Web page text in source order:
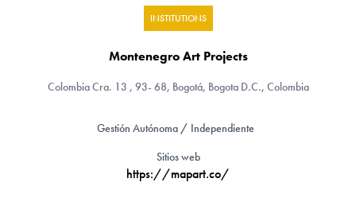
INSTITUTIONS
Montenegro Art Projects
ColombiaCra. 13 , 93- 68, Bogotá, Bogota D.C., Colombia
Gestión Autónoma / Independiente
Sitios web
https://mapart.co/